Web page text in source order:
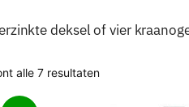
deksel of vier
alle 7 resultaten